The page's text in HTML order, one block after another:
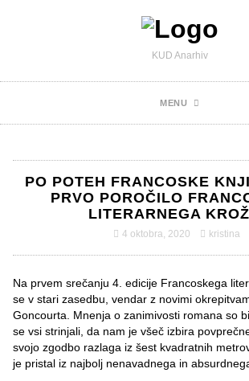
KUD Anarhiv
MENU
PO POTEH FRANCOSKE
PRVO POROČILO
LITERARNEGA
4 oktobra, 2020 kristina
Na prvem srečanju 4. edicije Francoskega
se v stari zasedbu, vendar z novimi
Goncourta. Mnenja o zanimivosti romana so
se vsi strinjali, da nam je všeč izbira
svojo zgodbo razlaga iz šest kvadratnih
je pristal iz najbolj nenavadnega in